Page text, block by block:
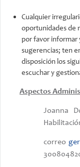
Cualquier
oportunidades de
por favor informar
sugerencias; ten
disposición los
escuchar y
Aspectos
Joanna
correo